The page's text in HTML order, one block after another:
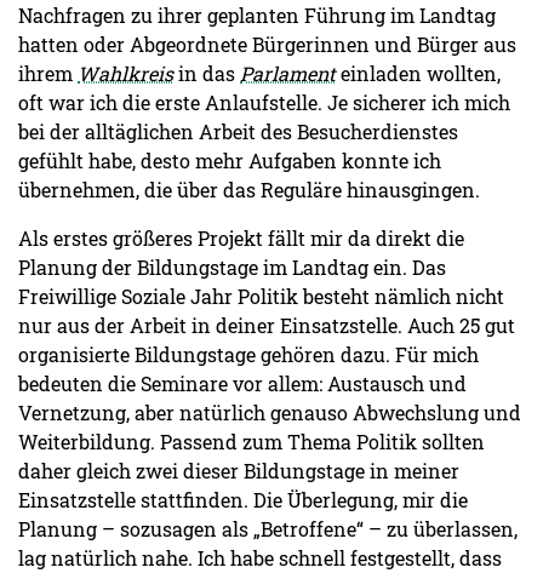
Nachfragen zu ihrer geplanten Führung im Landtag
hatten oder Abgeordnete Bürgerinnen und Bürger aus
ihrem Wahlkreisin dasParlamenteinladen wollten,
oft war ich die erste Anlaufstelle. Je sicherer ich mich
bei der alltäglichen Arbeit des Besucherdienstes
gefühlt habe, desto mehr Aufgaben konnte ich
übernehmen, die über das Reguläre hinausgingen.
Als erstes größeres Projekt fällt mir da direkt die
Planung der Bildungstage im Landtag ein. Das
Freiwillige Soziale Jahr Politik besteht nämlich nicht
nur aus der Arbeit in deiner Einsatzstelle. Auch 25 gut
organisierte Bildungstage gehören dazu. Für mich
bedeuten die Seminare vor allem: Austausch und
Vernetzung, aber natürlich genauso Abwechslung und
Weiterbildung. Passend zum Thema Politik sollten
daher gleich zwei dieser Bildungstage in meiner
Einsatzstelle stattfinden. Die Überlegung, mir die
Planung – sozusagen als „Betroffene“ – zu überlassen,
lag natürlich nahe. Ich habe schnell festgestellt, dass